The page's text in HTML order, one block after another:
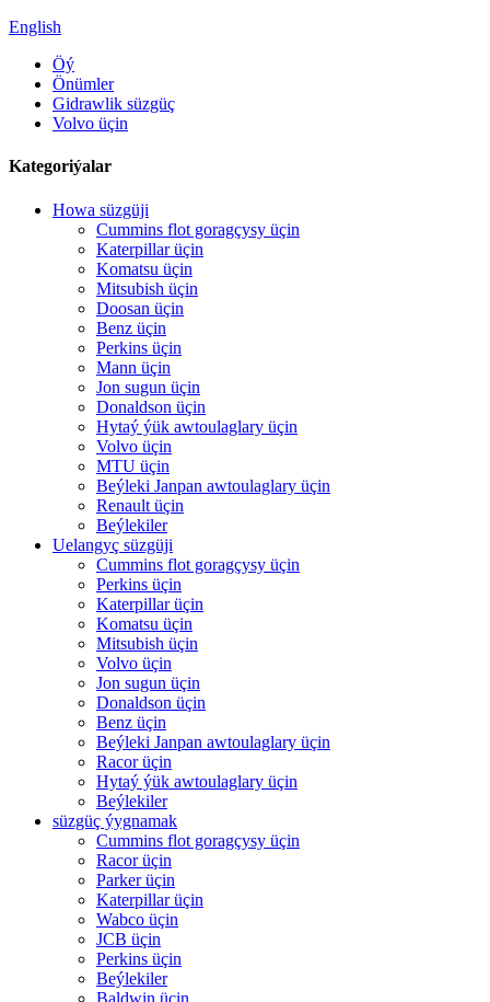
English
Öý
Önümler
Gidrawlik süzgüç
Volvo üçin
Kategoriýalar
Howa süzgüji
Cummins flot goragçysy üçin
Katerpillar üçin
Komatsu üçin
Mitsubish üçin
Doosan üçin
Benz üçin
Perkins üçin
Mann üçin
Jon sugun üçin
Donaldson üçin
Hytaý ýük awtoulaglary üçin
Volvo üçin
MTU üçin
Beýleki Janpan awtoulaglary üçin
Renault üçin
Beýlekiler
Uelangyç süzgüji
Cummins flot goragçysy üçin
Perkins üçin
Katerpillar üçin
Komatsu üçin
Mitsubish üçin
Volvo üçin
Jon sugun üçin
Donaldson üçin
Benz üçin
Beýleki Janpan awtoulaglary üçin
Racor üçin
Hytaý ýük awtoulaglary üçin
Beýlekiler
süzgüç ýygnamak
Cummins flot goragçysy üçin
Racor üçin
Parker üçin
Katerpillar üçin
Wabco üçin
JCB üçin
Perkins üçin
Beýlekiler
Baldwin üçin